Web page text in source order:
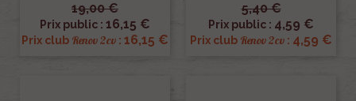
19,00 €
Prix public : 16,15 €
Prix club Renov 2cv : 16,15 €
5,40 €
Prix public : 4,59 €
Prix club Renov 2cv : 4,59 €